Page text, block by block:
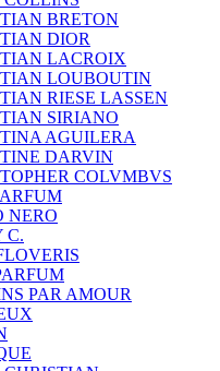
BRETON
DIOR
LACROIX
LOUBOUTIN
RIESE LASSEN
SIRIANO
AGUILERA
DARVIN
COLVMBVS
NERO
C.
PAR AMOUR